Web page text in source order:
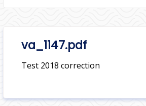
va_1147.pdf
Test 2018 correction